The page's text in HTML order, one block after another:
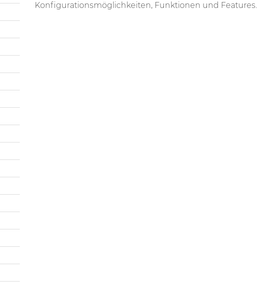
Konfigurationsmöglichkeiten, Funktionen und Features.